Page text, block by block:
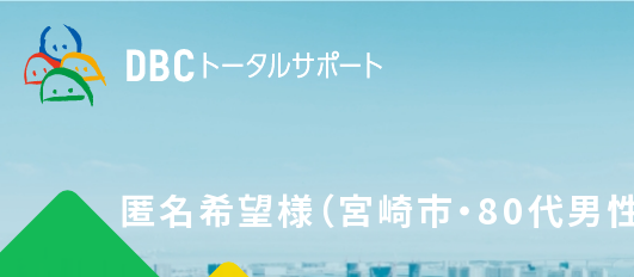
匿名希望様（宮崎市・80代男性